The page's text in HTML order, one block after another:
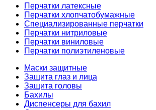
Перчатки латексные
Перчатки хлопчатобумажные
Специализированные перчатки
Перчатки нитриловые
Перчатки виниловые
Перчатки полиэтиленовые
Маски защитные
Защита глаз и лица
Защита головы
Бахилы
Диспенсеры для бахил